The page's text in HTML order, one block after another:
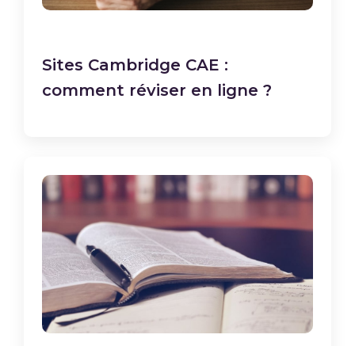
Sites Cambridge CAE :
comment réviser en ligne ?